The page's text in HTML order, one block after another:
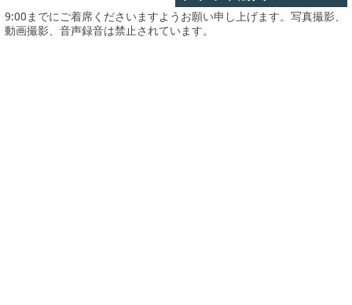
9:00までにご着席くださいますようお願い申し上げます。写真撮影、
動画撮影、音声録音は禁止されています。